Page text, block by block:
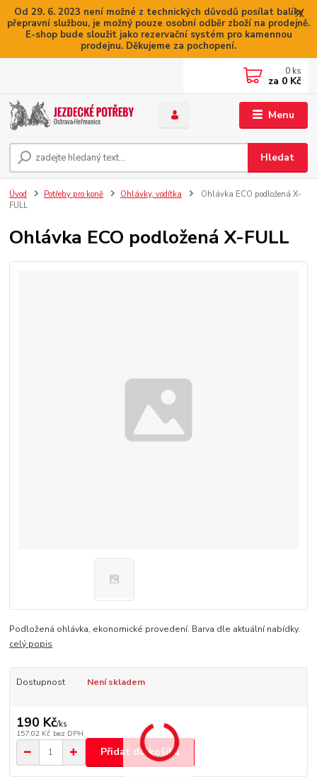
Od 29. 6. 2023 není možné z technických důvodů posílat balíky
přepravní službou, je možný pouze osobní odběr zboží na prodejně.
E-shop bude sloužit jako rezervační systém pro kamennou
prodejnu. Děkujeme za pochopení.
Menu
Hledat
0 ks
za 0 Kč
Úvod Potřeby pro koně Ohlávky, vodítka
Ohlávka ECO podložená X-
FULL
Ohlávka ECO podložená X-FULL
Podložená ohlávka, ekonomické provedení. Barva dle aktuální nabídky.
celý popis
Dostupnost Není skladem
190 Kč/ks
157,02 Kč bez DPH
Přidat do košíku